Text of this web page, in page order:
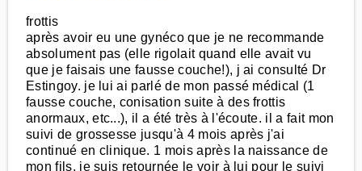
frottis
après avoir eu une gynéco que je ne recommande
absolument pas (elle rigolait quand elle avait vu
que je faisais une fausse couche!), j ai consulté Dr
Estingoy. je lui ai parlé de mon passé médical (1
fausse couche, conisation suite à des frottis
anormaux, etc...), il a été très à l'écoute. il a fait mon
suivi de grossesse jusqu'à 4 mois après j'ai
continué en clinique. 1 mois après la naissance de
mon fils, je suis retournée le voir à lui pour le suivi